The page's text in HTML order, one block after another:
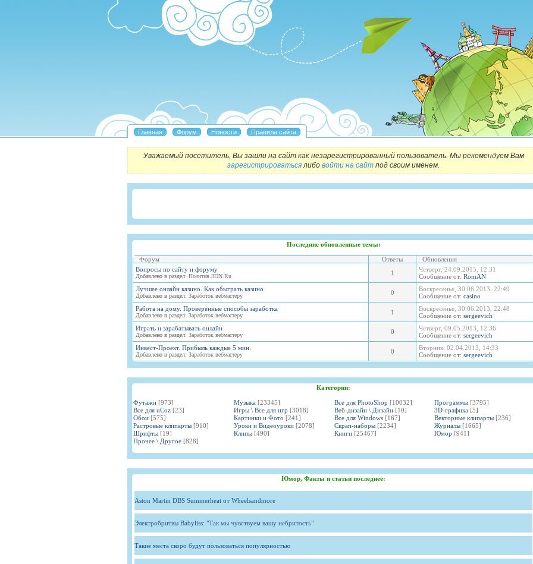
Уважаемый посетитель, Вы зашли на сайт как незарегистрированный пользователь. Мы рекомендуем Вам
зарегистрироватьсялибо войти на сайт под своим именем.
Последние обновленные темы:
Форум Ответы
Обновления
Вопросы по сайту и форуму
Добавлено в раздел: Позитив.3DN.Ru 1
Четверг, 24.09.2015, 12:31
Сообщение от: RomAN
Лучшее онлайн казино. Как обыграть казино
Добавлено в раздел: Заработок вебмастеру 0
Воскресенье, 30.06.2013, 22:49
Сообщение от: casino
Работа на дому. Проверенные способы заработка
Добавлено в раздел: Заработок вебмастеру 1
Воскресенье, 30.06.2013, 22:48
Сообщение от: sergeevich
Играть и зарабатывать онлайн
Добавлено в раздел: Заработок вебмастеру 0
Четверг, 09.05.2013, 12:36
Сообщение от: sergeevich
Инвест-Проект. Прибыль каждые 5 мин.
Добавлено в раздел: Заработок вебмастеру 0
Вторник, 02.04.2013, 14:33
Сообщение от: sergeevich
Категории:
Футажи [973] Музыка [23345] Все для PhotoShop [10032] Программы [3795]
Все для uCoz [23] Игры \ Все для игр [3018] Веб-дизайн \ Дизайн [10] 3D-графика [5]
Обои [575] Картинки и Фото [241] Все для Windows [167] Векторные клипарты [236]
Растровые клипарты [910] Уроки и Видеоуроки [2078] Скрап-наборы [2234] Журналы [1665]
Шрифты [19] Клипы [490] Книги [25467] Юмор [941]
Прочее \ Другое [828]
Юмор, Факты и статьи последнее:
Aston Martin DBS Summerheat от Wheelsandmore
Электробритвы Babyliss: "Так мы чувствуем вашу небритость"
Такие места скоро будут пользоваться популярностью